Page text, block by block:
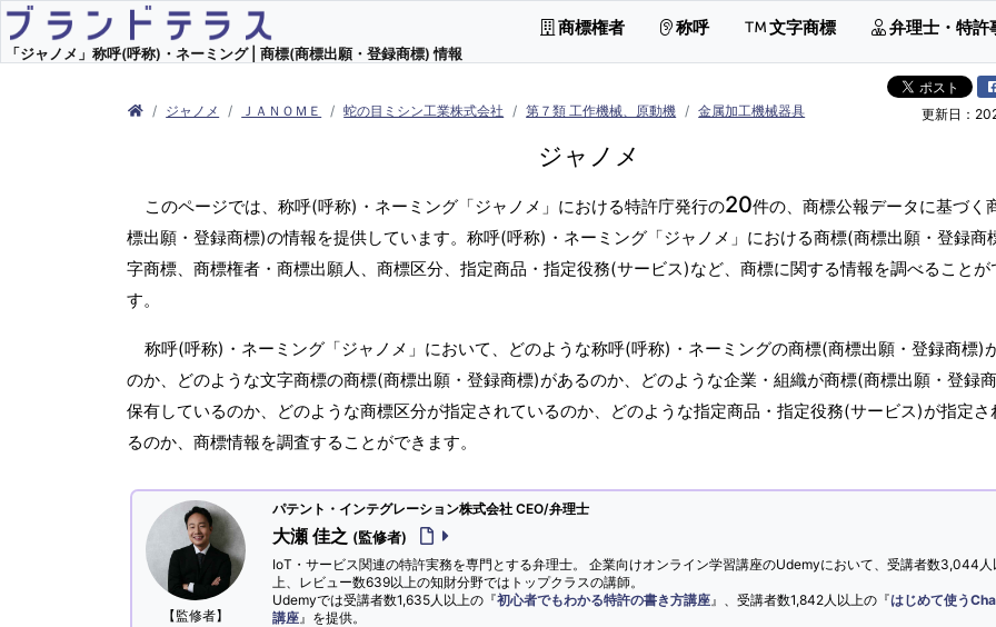
「ジャノメ」称呼(呼称)・ネーミング | 商標(商標出願・登録商標) 情報
商標権者 称呼 文字商標 弁理士・特許
ジャノメ ＪＡＮＯＭＥ 蛇の目ミシン工業株式会社 第７類 工作機械、原動機 金属加工機械器具 更新日：
ジャノメ
このページでは、称呼(呼称)・ネーミング「ジャノメ」における特許庁発行の20件の、商標公報データに基づく
標出願・登録商標)の情報を提供しています。称呼(呼称)・ネーミング「ジャノメ」における商標(商標出願・登録商
字商標、商標権者・商標出願人、商標区分、指定商品・指定役務(サービス)など、商標に関する情報を調べることが
す。
称呼(呼称)・ネーミング「ジャノメ」において、どのような称呼(呼称)・ネーミングの商標(商標出願・登録商標)
のか、どのような文字商標の商標(商標出願・登録商標)があるのか、どのような企業・組織が商標(商標出願・登録
保有しているのか、どのような商標区分が指定されているのか、どのような指定商品・指定役務(サービス)が指定さ
るのか、商標情報を調査することができます。
【監修者】
パテント・インテグレーション株式会社 CEO/弁理士
大瀬 佳之 (監修者)
IoT・サービス関連の特許実務を専門とする弁理士。 企業向けオンライン学習講座のUdemyにおいて、受講者数3,044人
上、レビュー数639以上の知財分野ではトップクラスの講師。
Udemyでは受講者数1,635人以上の『初心者でもわかる特許の書き方講座 』、受講者数1,842人以上の『はじめて使う
講座 』を提供。